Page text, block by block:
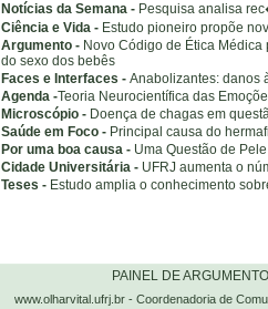
Notícias da Semana - Pesquisa analisa
Ciência e Vida - Estudo pioneiro propõe
Argumento - Novo Código de Ética
do sexo dos bebês
Faces e Interfaces - Anabolizantes: danos
Agenda -Teoria Neurocientífica das
Microscópio - Doença de chagas em
Saúde em Foco - Principal causa do
Por uma boa causa - Uma Questão de Pele
Cidade Universitária - UFRJ aumenta o
Teses - Estudo amplia o conhecimento
www.olharvital.ufrj.br - Coordenadoria de
PAINEL DE